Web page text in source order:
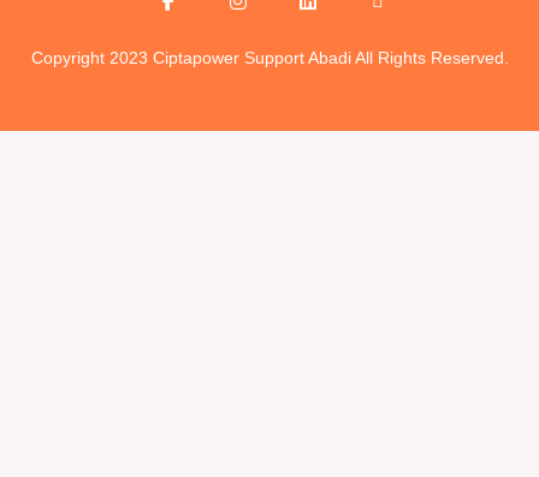
f
youtube-
Copyright 2023 Ciptapower Support Abadi All Rights Reserved.